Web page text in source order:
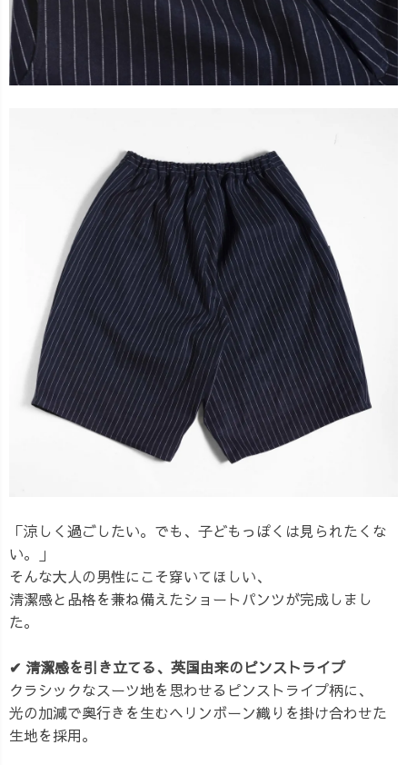
「涼しく過ごしたい。でも、子どもっぽくは見られたくな
い。」
そんな大人の男性にこそ穿いてほしい、
清潔感と品格を兼ね備えたショートパンツが完成しまし
た。
✔︎ 清潔感を引き立てる、英国由来のピンストライプ
クラシックなスーツ地を思わせるピンストライプ柄に、
光の加減で奥行きを生むヘリンボーン織りを掛け合わせた
生地を採用。